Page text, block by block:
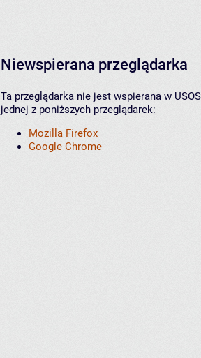
Niewspierana przeglądarka
Ta przeglądarka nie jest wspierana w
jednej z poniższych przeglądarek:
Mozilla Firefox
Google Chrome